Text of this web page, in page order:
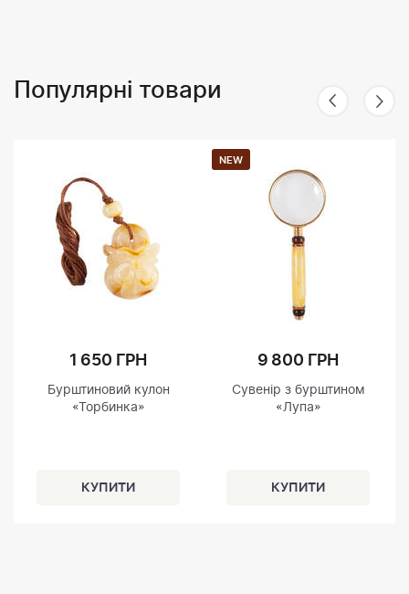
Популярні товари
1 650 ГРН
Бурштиновий кулон
«Торбинка»
NEW
9 800 ГРН
Сувенір з бурштином
«Лупа»